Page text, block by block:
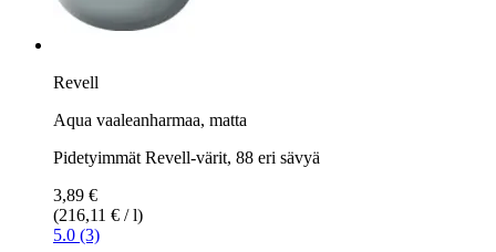
Revell
Aqua vaaleanharmaa, matta
Pidetyimmät Revell-värit, 88 eri sävyä
3,89 €
(216,11 € / l)
5.0 (3)